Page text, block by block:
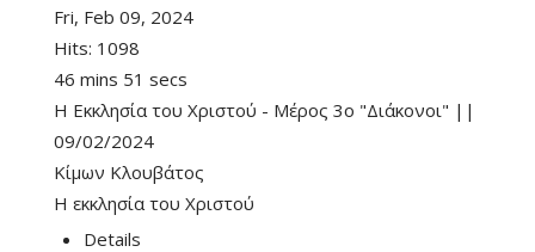
Fri, Feb 09, 2024
Hits: 1098
46 mins 51 secs
Η Εκκλησία του Χριστού - Μέρος 3ο "Διάκονοι" ||
09/02/2024
Κίμων Κλουβάτος
Η εκκλησία του Χριστού
Details